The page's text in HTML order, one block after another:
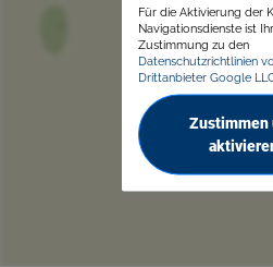
Für die Aktivierung der
Navigationsdienste ist
Zustimmung zu den
Datenschutzrichtlinien
Drittanbieter Google
Zustimmen